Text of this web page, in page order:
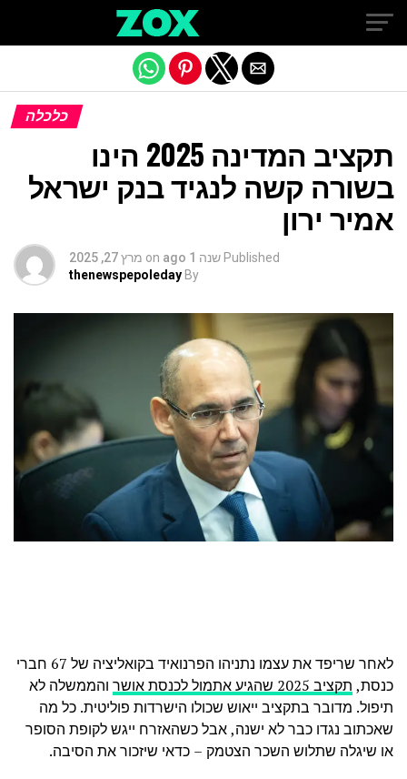
כלכלה
תקציב המדינה 2025 הינו
בשורה קשה לנגיד בנק ישראל
אמיר ירון
Published שנה 1 ago on מרץ 27, 2025
By
thenewspepoleday
לאחר שריפד את עצמו נתניהו הפרנואיד בקואליציה של 67 חברי
כנסת, תקציב 2025 שהגיע אתמול לכנסת אושר
והממשלה לא
תיפול. מדובר בתקציב ייאוש שכולו הישרדות פוליטית. כל מה
שאכתוב נגדו כבר לא ישנה, אבל כשהאזרח ייגש לקופת הסופר
או שיגלה שתלוש השכר הצטמק – כדאי שיזכור את הסיבה.
Exit mobile version